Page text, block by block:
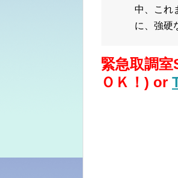
中、これ
に、強硬
緊急取調
ＯＫ！) or